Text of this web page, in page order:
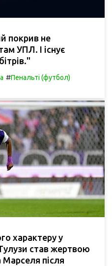
покрив не
УПЛ. І існує
#Пенальті (футбол)
характеру у
став жертвою
після